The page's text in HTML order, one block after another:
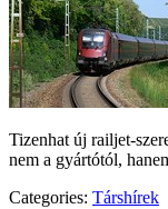
Tizenhat új railjet-
nem a gyártótól,
Categories: Társhírek